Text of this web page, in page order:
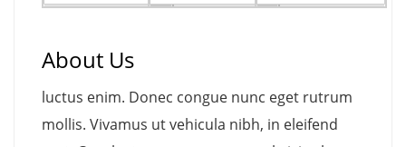
About Us
luctus enim. Donec congue nunc eget rutrum
mollis. Vivamus ut vehicula nibh, in eleifend